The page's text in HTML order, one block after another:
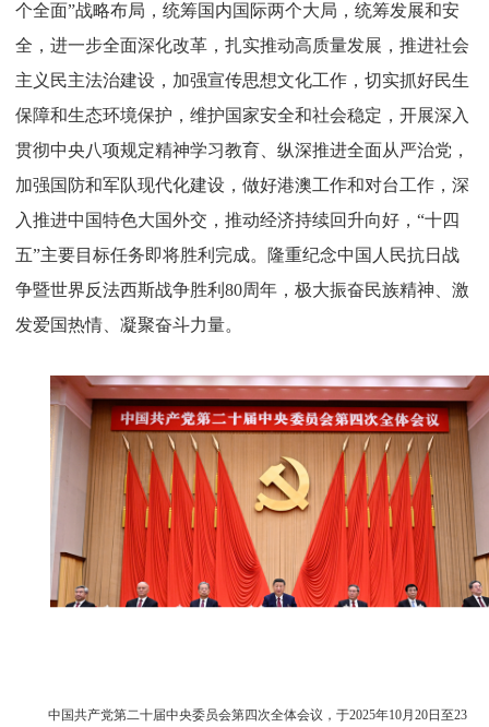
个全面”战略布局，统筹国内国际两个大局，统筹发展和安
全，进一步全面深化改革，扎实推动高质量发展，推进社会
主义民主法治建设，加强宣传思想文化工作，切实抓好民生
保障和生态环境保护，维护国家安全和社会稳定，开展深入
贯彻中央八项规定精神学习教育、纵深推进全面从严治党，
加强国防和军队现代化建设，做好港澳工作和对台工作，深
入推进中国特色大国外交，推动经济持续回升向好，“十四
五”主要目标任务即将胜利完成。隆重纪念中国人民抗日战
争暨世界反法西斯战争胜利80周年，极大振奋民族精神、激
发爱国热情、凝聚奋斗力量。
中国共产党第二十届中央委员会第四次全体会议，于2025年10月20日至23